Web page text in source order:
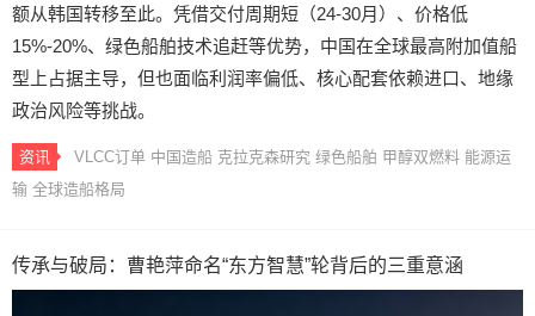
额从韩国转移至此。凭借交付周期短（24-30月）、价格低
15%-20%、绿色船舶技术追赶等优势，中国在全球最高附加值船
型上占据主导，但也面临利润率偏低、核心配套依赖进口、地缘
政治风险等挑战。
资讯 VLCC订单 中国造船 克拉克森研究 绿色船舶 甲醇双燃料 能源运
输 全球造船格局
传承与破局：曹艳萍命名“东方智慧”轮背后的三重意涵